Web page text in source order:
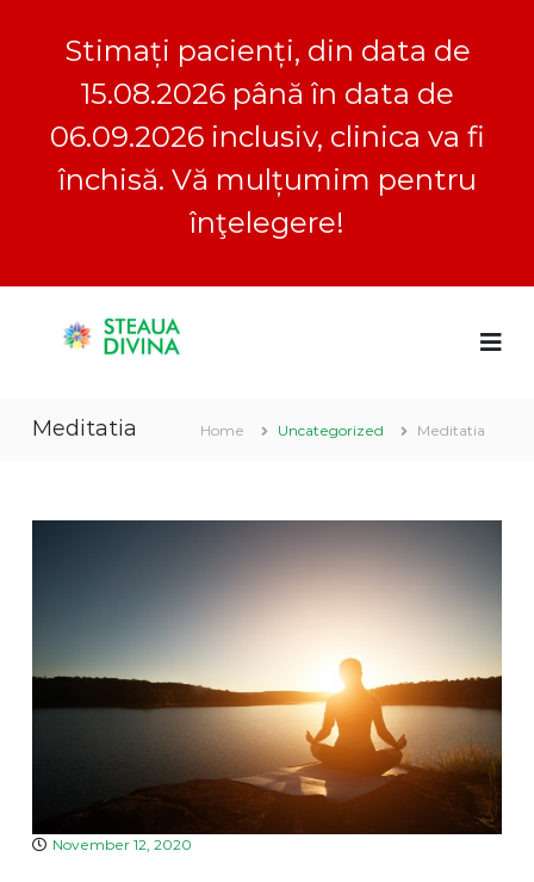
Stimați pacienți, din data de
15.08.2026 până în data de
06.09.2026 inclusiv, clinica va fi
închisă. Vă mulțumim pentru
înţelegere!
u
i
c
n
a
Meditatia Home Uncategorized Meditatia
November 12, 2020